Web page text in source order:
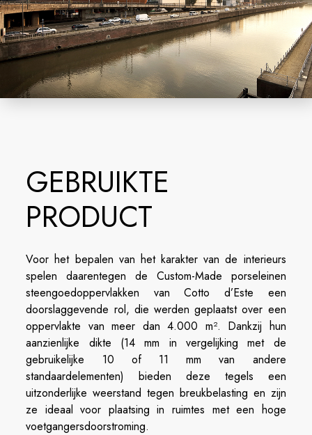
GEBRUIKTE
PRODUCT
Voor het bepalen van het karakter van de interieurs
spelen daarentegen de Custom-Made porseleinen
steengoedoppervlakken van Cotto d’Este een
doorslaggevende rol, die werden geplaatst over een
oppervlakte van meer dan 4.000 m². Dankzij hun
aanzienlijke dikte (14 mm in vergelijking met de
gebruikelijke 10 of 11 mm van andere
standaardelementen) bieden deze tegels een
uitzonderlijke weerstand tegen breukbelasting en zijn
ze ideaal voor plaatsing in ruimtes met een hoge
voetgangersdoorstroming.